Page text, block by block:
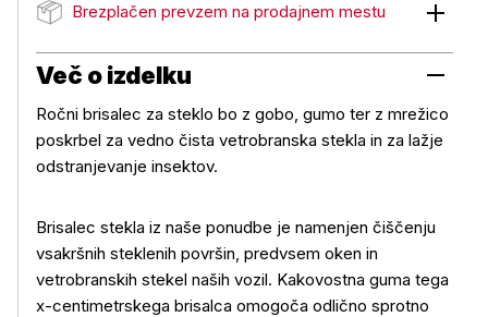
Brezplačen prevzem na prodajnem mestu
Brezplačen prevzem na prodajnem mestu
Več o izdelku
Ročni brisalec za steklo bo z gobo, gumo ter z mrežico
poskrbel za vedno čista vetrobranska stekla in za lažje
odstranjevanje insektov.
Brisalec stekla iz naše ponudbe je namenjen čiščenju
vsakršnih steklenih površin, predvsem oken in
vetrobranskih stekel naših vozil. Kakovostna guma tega
x-centimetrskega brisalca omogoča odlično sprotno